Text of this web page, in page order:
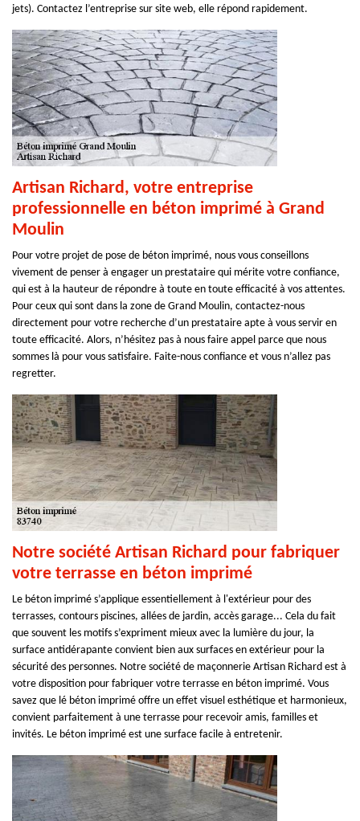
jets). Contactez l’entreprise sur site web, elle répond rapidement.
Artisan Richard, votre entreprise
professionnelle en béton imprimé à Grand
Moulin
Pour votre projet de pose de béton imprimé, nous vous conseillons
vivement de penser à engager un prestataire qui mérite votre confiance,
qui est à la hauteur de répondre à toute en toute efficacité à vos attentes.
Pour ceux qui sont dans la zone de Grand Moulin, contactez-nous
directement pour votre recherche d’un prestataire apte à vous servir en
toute efficacité. Alors, n’hésitez pas à nous faire appel parce que nous
sommes là pour vous satisfaire. Faite-nous confiance et vous n’allez pas
regretter.
Notre société Artisan Richard pour fabriquer
votre terrasse en béton imprimé
Le béton imprimé s’applique essentiellement à l'extérieur pour des
terrasses, contours piscines, allées de jardin, accès garage... Cela du fait
que souvent les motifs s’expriment mieux avec la lumière du jour, la
surface antidérapante convient bien aux surfaces en extérieur pour la
sécurité des personnes. Notre société de maçonnerie Artisan Richard est à
votre disposition pour fabriquer votre terrasse en béton imprimé. Vous
savez que lé béton imprimé offre un effet visuel esthétique et harmonieux,
convient parfaitement à une terrasse pour recevoir amis, familles et
invités. Le béton imprimé est une surface facile à entretenir.